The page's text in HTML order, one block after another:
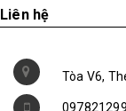
Liên hệ
Tòa V6,